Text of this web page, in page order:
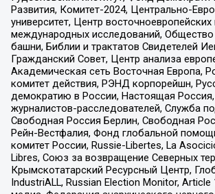
Развития, Комитет-2024, Центрально-
университет, Центр восточноевропейских
международных исследований,
башни, Библии и трактатов Свидетелей
Гражданский Совет, Центр анализа
Академическая сеть Восточная Европа,
комитет действия, РЭНД корпорейшн,
демократию в России, Настоящая Россия,
журналистов-расследователей, Служба
Свободная Россия Берлин, Свободная
Рейн-Вестфалия, Фонд глобальной
комитет России, Russie-Libertes, La
Libres, Союз за возвращение Северных
Крымскотатарский Ресурсный Центр,
IndustriALL, Russian Election Monitor, Article